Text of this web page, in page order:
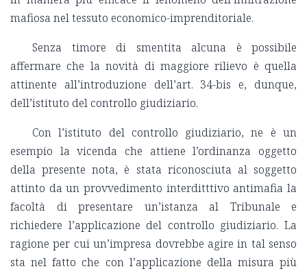
mafiosa nel tessuto economico-imprenditoriale.
Senza timore di smentita alcuna è possibile
affermare che la novità di maggiore rilievo è quella
attinente all’introduzione dell’art. 34-bis e, dunque,
dell’istituto del controllo giudiziario.
Con l’istituto del controllo giudiziario, ne è un
esempio la vicenda che attiene l’ordinanza oggetto
della presente nota, è stata riconosciuta al soggetto
attinto da un provvedimento interditttivo antimafia la
facoltà di presentare un’istanza al Tribunale e
richiedere l’applicazione del controllo giudiziario. La
ragione per cui un’impresa dovrebbe agire in tal senso
sta nel fatto che con l’applicazione della misura più